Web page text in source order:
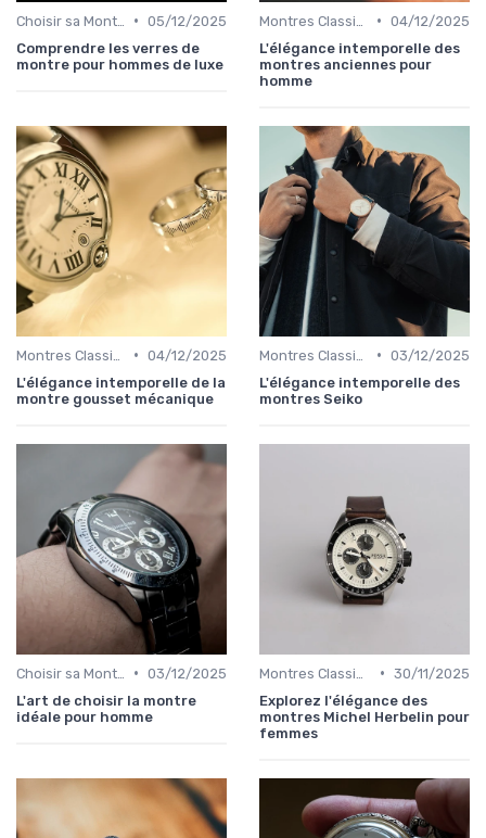
• 05/12/2025
Comprendre les verres de
montre pour hommes de luxe
• 04/12/2025
L'élégance intemporelle des
montres anciennes pour
homme
• 04/12/2025
L'élégance intemporelle de la
montre gousset mécanique
• 03/12/2025
L'élégance intemporelle des
montres Seiko
• 03/12/2025
L'art de choisir la montre
idéale pour homme
• 30/11/2025
Explorez l'élégance des
montres Michel Herbelin pour
femmes